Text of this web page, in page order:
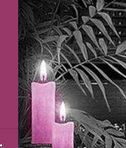
Skip
to
content